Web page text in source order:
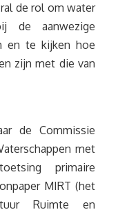
de rol om water
de aanwezige
en te kijken hoe
zijn met die van
de Commissie
met
primaire
MIRT (het
Ruimte en